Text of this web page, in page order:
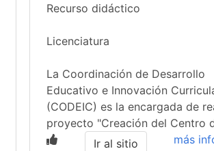
Recurso didáctico
Licenciatura
La Coordinación de Desarrollo
Educativo e Innovación
(CODEIC) es la encargada de
proyecto "Creación del Centro
más
Ir al sitio